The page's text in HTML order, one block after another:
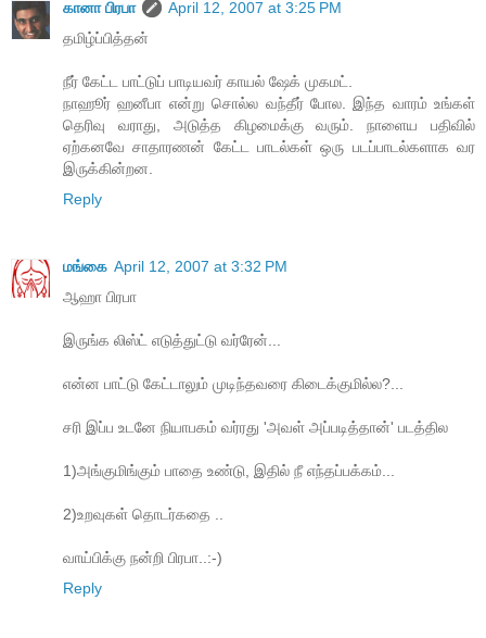
கானா பிரபா
April 12, 2007 at 3:25 PM
தமிழ்ப்பித்தன்
நீர் கேட்ட பாட்டுப் பாடியவர் காயல் ஷேக் முகமட்.
நாஹூர் ஹனீபா என்று சொல்ல வந்தீர் போல. இந்த வாரம் உங்கள்
தெரிவு வராது, அடுத்த கிழமைக்கு வரும். நாளைய பதிவில்
ஏற்கனவே சாதாரணன் கேட்ட பாடல்கள் ஒரு படப்பாடல்களாக வர
இருக்கின்றன.
Reply
மங்கை April 12, 2007 at 3:32 PM
ஆஹா பிரபா
இருங்க லிஸ்ட் எடுத்துட்டு வர்ரேன்...
என்ன பாட்டு கேட்டாலும் முடிந்தவரை கிடைக்குமில்ல?...
சரி இப்ப உடனே நியாபகம் வர்ரது 'அவள் அப்படித்தான்' படத்தில
1)அங்குமிங்கும் பாதை உண்டு, இதில் நீ எந்தப்பக்கம்...
2)உறவுகள் தொடர்கதை ..
வாய்பிக்கு நன்றி பிரபா..:-)
Reply